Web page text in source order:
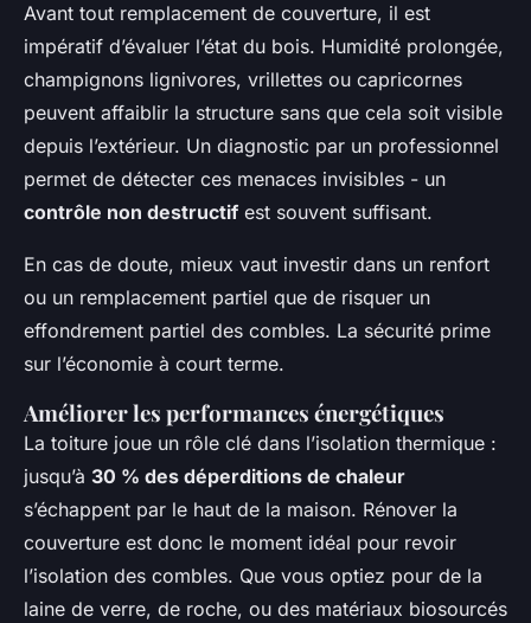
Avant tout remplacement de couverture, il est
impératif d’évaluer l’état du bois. Humidité prolongée,
champignons lignivores, vrillettes ou capricornes
peuvent affaiblir la structure sans que cela soit visible
depuis l’extérieur. Un diagnostic par un professionnel
permet de détecter ces menaces invisibles - un
contrôle non destructif est souvent suffisant.
En cas de doute, mieux vaut investir dans un renfort
ou un remplacement partiel que de risquer un
effondrement partiel des combles. La sécurité prime
sur l’économie à court terme.
Améliorer les performances énergétiques
La toiture joue un rôle clé dans l’isolation thermique :
jusqu’à 30 % des déperditions de chaleur
s’échappent par le haut de la maison. Rénover la
couverture est donc le moment idéal pour revoir
l’isolation des combles. Que vous optiez pour de la
laine de verre, de roche, ou des matériaux biosourcés